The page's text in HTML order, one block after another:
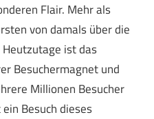
Flair. Mehr als
von damals über die
ist das
Besuchermagnet und
Millionen Besucher
Besuch dieses